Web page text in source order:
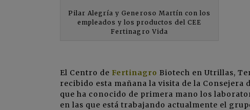
Pilar Alegría y Generoso Martín con los
empleados y los productos del CEE
Fertinagro Vida
El Centro de Fertinagro Biotech en Utrillas,
recibido esta mañana la visita de la
que ha conocido de primera mano los
en las que está trabajando actualmente el